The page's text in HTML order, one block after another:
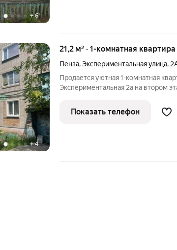
+6
+4
21,2 м² · 1-комнатная
Пенза,Экспериментальная улица,
Продается уютная 1-комнатная
Экспериментальная 2а на втором
металлическая, пластиковое окно,
Показать телефон